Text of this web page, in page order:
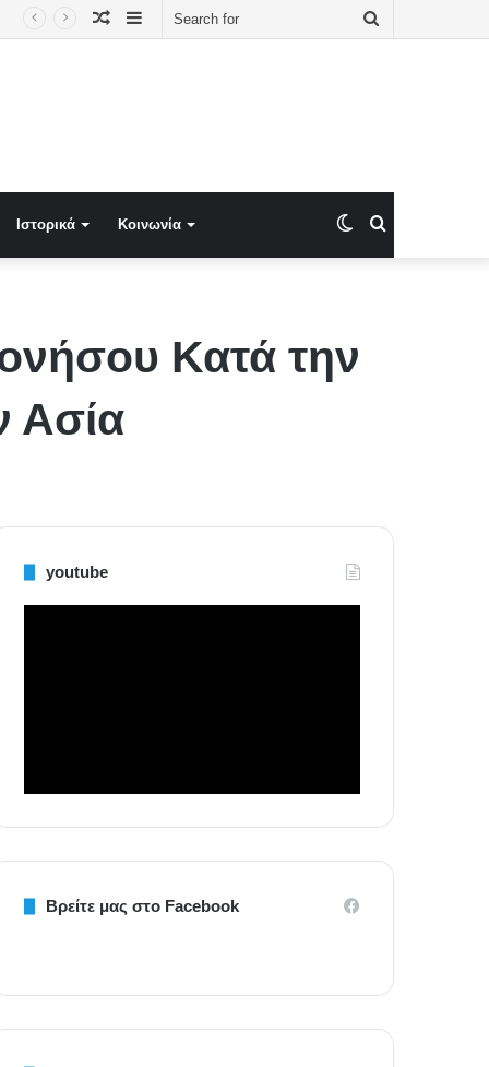
Sidebar
Random
Ιστορικά Κοινωνία Switch
Κατά την
Ασία
youtube
Βρείτε μας στο Facebook